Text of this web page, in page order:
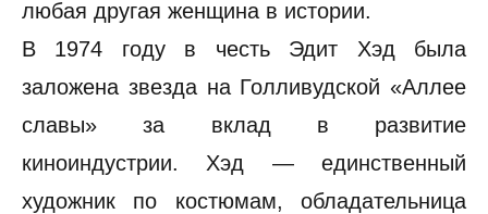
любая другая женщина в истории.
В 1974 году в честь Эдит Хэд была
заложена звезда на Голливудской «Аллее
славы» за вклад в развитие
киноиндустрии. Хэд — единственный
художник по костюмам, обладательница